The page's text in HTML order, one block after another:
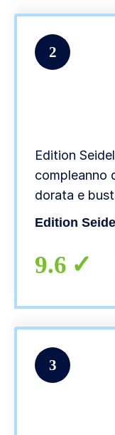
2
Edition
compleanno
dorata e
“Happy
Edition
9.6
3